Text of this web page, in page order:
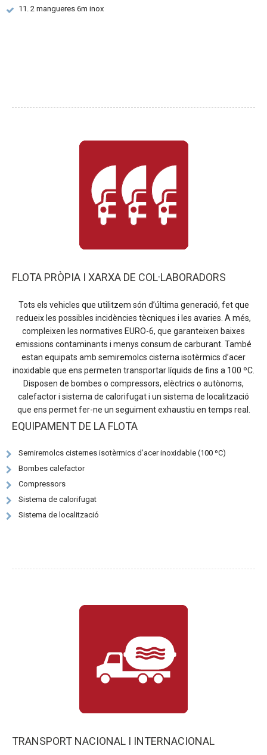
11. 2 mangueres 6m inox
FLOTA PRÒPIA I XARXA DE COL·LABORADORS
Tots els vehicles que utilitzem són d’última generació, fet que
redueix les possibles incidències tècniques i les avaries. A més,
compleixen les normatives EURO-6, que garanteixen baixes
emissions contaminants i menys consum de carburant. També
estan equipats amb semiremolcs cisterna isotèrmics d’acer
inoxidable que ens permeten transportar líquids de fins a 100 ºC.
Disposen de bombes o compressors, elèctrics o autònoms,
calefactor i sistema de calorifugat i un sistema de localització
que ens permet fer-ne un seguiment exhaustiu en temps real.
EQUIPAMENT DE LA FLOTA
Semiremolcs cisternes isotèrmics d’acer inoxidable (100 ºC)
Bombes calefactor
Compressors
Sistema de calorifugat
Sistema de localització
TRANSPORT NACIONAL I INTERNACIONAL